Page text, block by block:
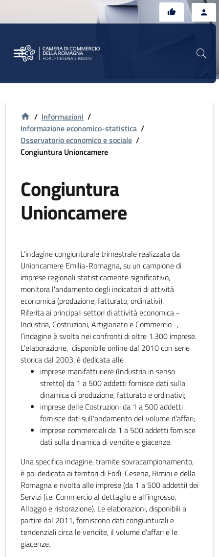
/ Informazioni /
Informazione economico-statistica /
Osservatorio economico e sociale /
Congiuntura Unioncamere
Congiuntura
Unioncamere
L’indagine congiunturale trimestrale realizzata da
Unioncamere Emilia-Romagna, su un campione di
imprese regionali statisticamente significativo,
monitora l'andamento degli indicatori di attività
economica (produzione, fatturato, ordinativi).
Riferita ai principali settori di attività economica -
Industria, Costruzioni, Artigianato e Commercio -,
l’indagine è svolta nei confronti di oltre 1.300 imprese.
L'elaborazione, disponibile online dal 2010 con serie
storica dal 2003, è dedicata alle
imprese manifatturiere (Industria in senso
stretto) da 1 a 500 addetti fornisce dati sulla
dinamica di produzione, fatturato e ordinativi;
imprese delle Costruzioni da 1 a 500 addetti
fornisce dati sull'andamento del volume d'affari;
imprese commerciali da 1 a 500 addetti fornisce
dati sulla dinamica di vendite e giacenze.
Una specifica indagine, tramite sovracampionamento,
è poi dedicata ai territori di Forlì-Cesena, Rimini e della
Romagna e rivolta alle imprese (da 1 a 500 addetti) dei
Servizi (i.e. Commercio al dettaglio e all’ingrosso,
Alloggio e ristorazione). Le elaborazioni, disponibili a
partire dal 2011, forniscono dati congiunturali e
tendenziali circa le vendite, il volume d’affari e le
giacenze.